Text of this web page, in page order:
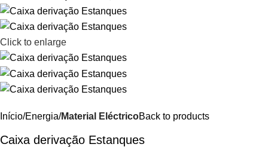
Click to enlarge
Início Energia Material EléctricoBack to products
Caixa derivação Estanques